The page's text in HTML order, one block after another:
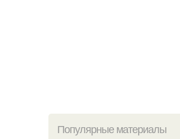
Популярные материалы